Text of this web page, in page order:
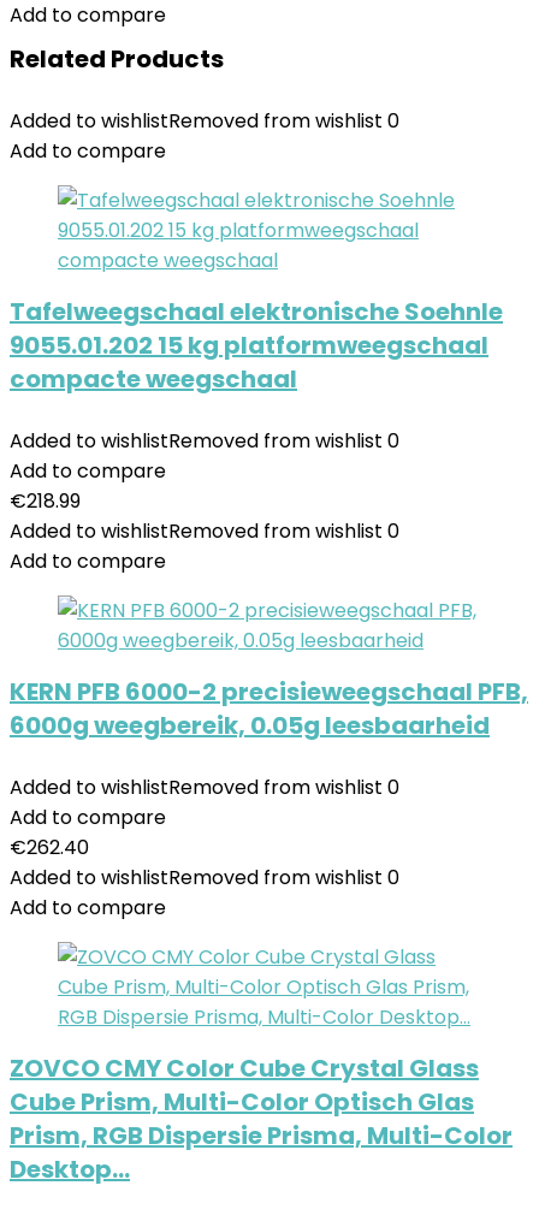
Add to compare
Related Products
Added to wishlistRemoved from wishlist 0
Add to compare
Tafelweegschaal elektronische Soehnle
9055.01.202 15 kg platformweegschaal
compacte weegschaal
Added to wishlistRemoved from wishlist 0
Add to compare
€218.99
Added to wishlistRemoved from wishlist 0
Add to compare
KERN PFB 6000-2 precisieweegschaal PFB,
6000g weegbereik, 0.05g leesbaarheid
Added to wishlistRemoved from wishlist 0
Add to compare
€262.40
Added to wishlistRemoved from wishlist 0
Add to compare
ZOVCO CMY Color Cube Crystal Glass
Cube Prism, Multi-Color Optisch Glas
Prism, RGB Dispersie Prisma, Multi-Color
Desktop…